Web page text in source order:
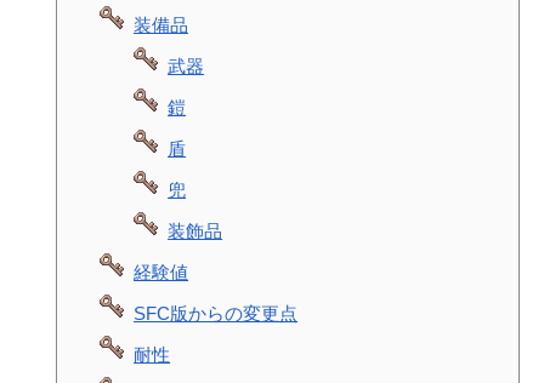
装備品
武器
鎧
盾
兜
装飾品
経験値
SFC版からの変更点
耐性